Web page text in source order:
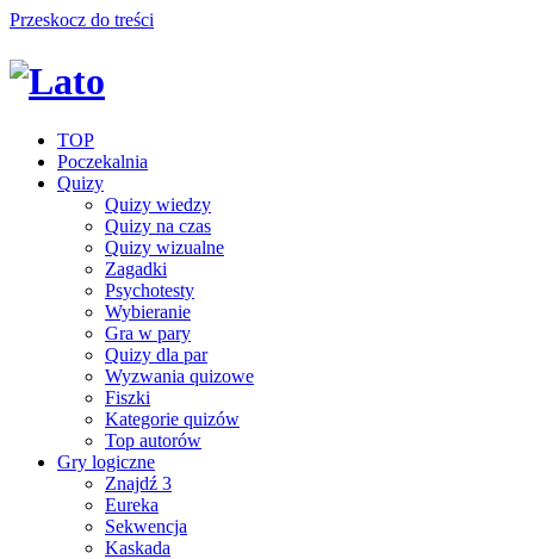
Przeskocz do treści
TOP
Poczekalnia
Quizy
Quizy wiedzy
Quizy na czas
Quizy wizualne
Zagadki
Psychotesty
Wybieranie
Gra w pary
Quizy dla par
Wyzwania quizowe
Fiszki
Kategorie quizów
Top autorów
Gry logiczne
Znajdź 3
Eureka
Sekwencja
Kaskada